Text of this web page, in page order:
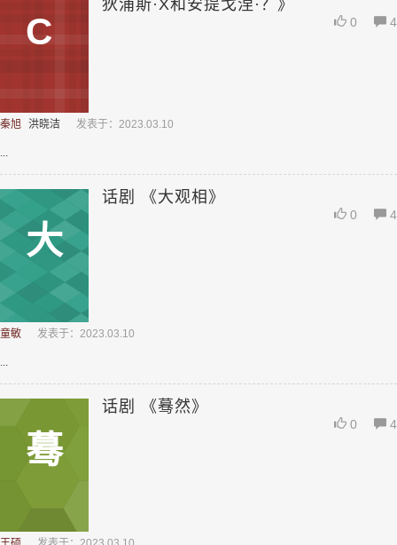
C
狄浦斯·X和安提戈涅·？》
0 4
秦旭 洪晓洁 发表于：2023.03.10
...
大
话剧 《大观相》
0 4
童敏 发表于：2023.03.10
...
蓦
话剧 《蓦然》
0 4